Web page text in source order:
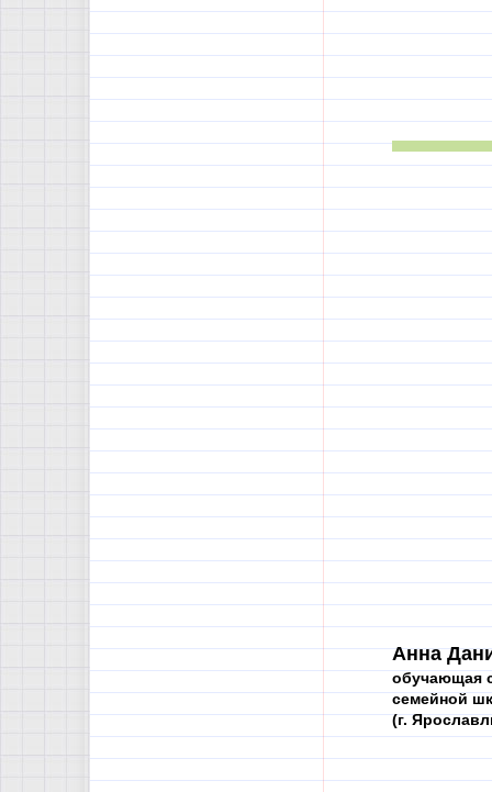
Анна
обучающая
семейной
(г.